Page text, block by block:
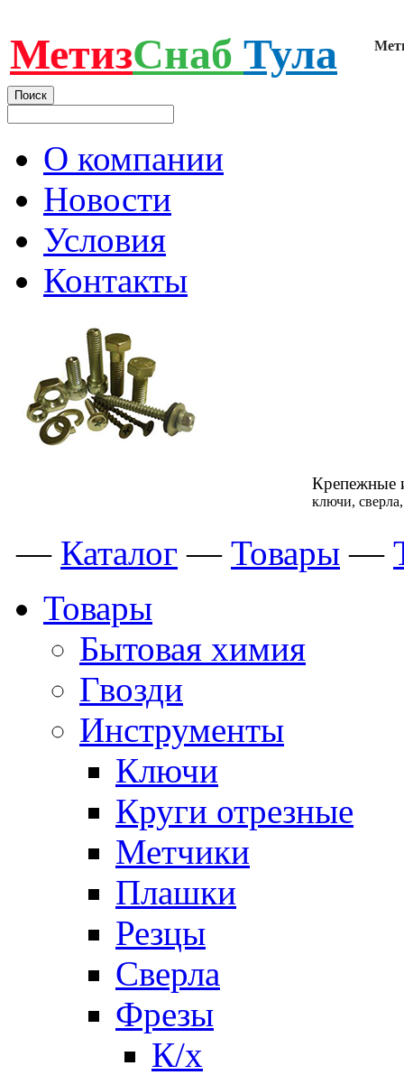
МетизСнаб Тула
О компании
Новости
Условия
Контакты
Крепежные
ключи,
— Каталог — Товары —
Товары
Бытовая химия
Гвозди
Инструменты
Ключи
Круги отрезные
Метчики
Плашки
Резцы
Сверла
Фрезы
К/х